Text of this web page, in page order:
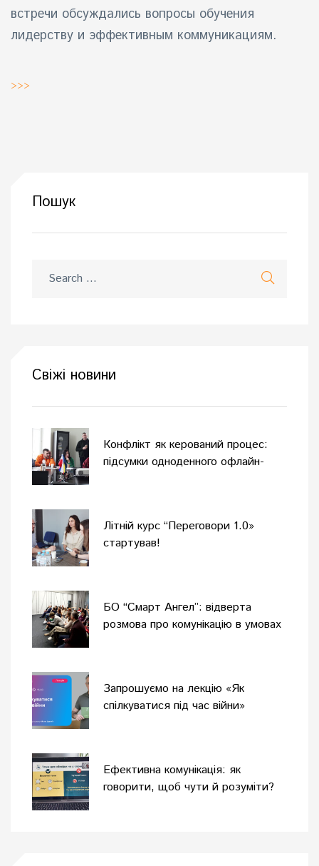
встречи обсуждались вопросы обучения
лидерству и эффективным коммуникациям.
>>>
Пошук
Свіжі новини
Конфлікт як керований процес:
підсумки одноденного офлайн-
Літній курс “Переговори 1.0»
стартував!
БО “Смарт Ангел”: відверта
розмова про комунікацію в умовах
Запрошуємо на лекцію «Як
спілкуватися під час війни»
Ефективна комунікація: як
говорити, щоб чути й розуміти?